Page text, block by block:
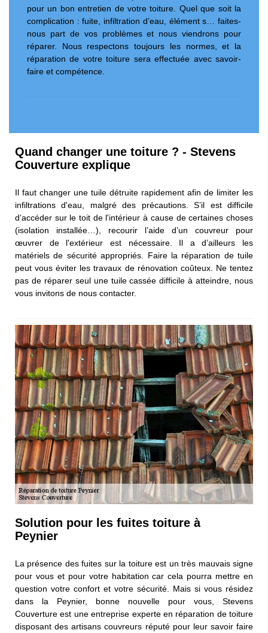
pour un bon entretien de votre toiture. Quel que soit la
complication : fuite, infiltration d’eau, élément s… faites-
nous part de vos problèmes et nous viendrons pour
réparer. Nous respectons toujours les normes, et la
réparation de votre toiture sera effectuée avec savoir-
faire et compétence.
Quand changer une toiture ? - Stevens
Couverture explique
Il faut changer une tuile détruite rapidement afin de limiter les
infiltrations d'eau, malgré des précautions. S’il est difficile
d’accéder sur le toit de l'intérieur à cause de certaines choses
(isolation installée…), recourir l’aide d’un couvreur pour
œuvrer de l'extérieur est nécessaire. Il a d’ailleurs les
matériels de sécurité appropriés. Faire la réparation de tuile
peut vous éviter les travaux de rénovation coûteux. Ne tentez
pas de réparer seul une tuile cassée difficile à atteindre, nous
vous invitons de nous contacter.
Solution pour les fuites toiture à
Peynier
La présence des fuites sur la toiture est un très mauvais signe
pour vous et pour votre habitation car cela pourra mettre en
question votre confort et votre sécurité. Mais si vous résidez
dans la Peynier, bonne nouvelle pour vous, Stevens
Couverture est une entreprise experte en réparation de toiture
disposant des artisans couvreurs réputé pour leur savoir faire